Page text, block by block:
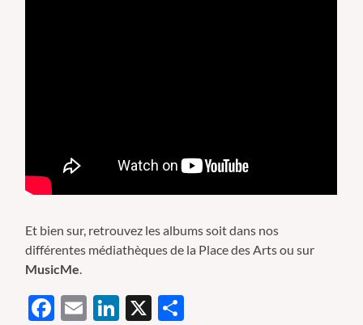
Et bien sur, retrouvez les albums soit dans nos
différentes médiathèques de la Place des Arts ou sur
MusicMe.
Facebook
EmailLinkedIn
X